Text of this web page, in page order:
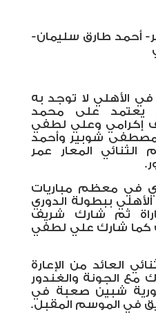
أحمد طارق سليمان-
الأهلي لا توجد به
يعتمد على محمد
إكرامي وعلي لطفي
شوبير وأحمد
المعار عمر
في معظم مباريات
ببطولة الدوري
في 22 مباراة ثم شارك شريف
8 مباريات كما شارك علي لطفي
العائد من الإعارة
مع الجونة والغندور
شبين صعبة في
في الموسم المقبل.